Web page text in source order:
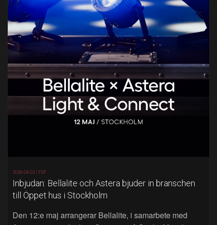
2026-04-02 | FSF
Inbjudan: Bellalite och Astera bjuder in branschen
till Öppet hus i Stockholm
Den 12:e maj arrangerar Bellalite, i samarbete med